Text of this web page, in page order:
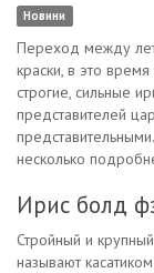
Новини
Переход между
краски, в это
строгие, сильные
представителей
несколько
Ирис болд
Стройный и крупный
называют